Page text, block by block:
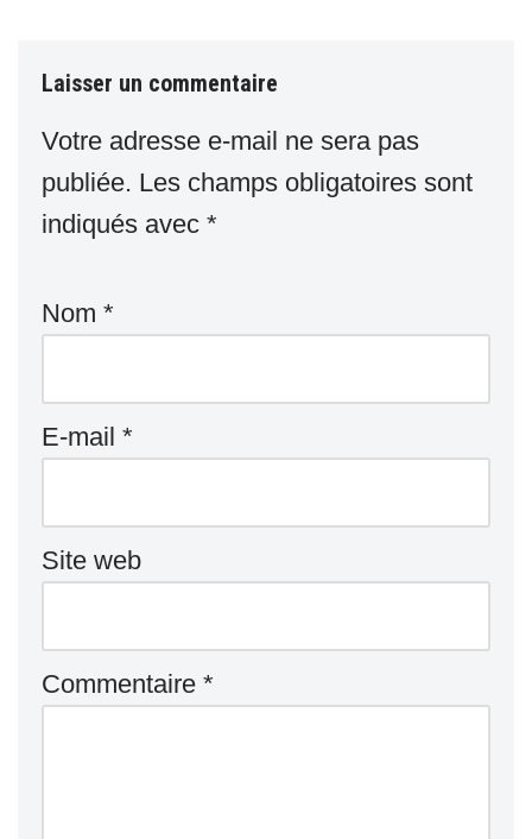
Laisser un commentaire
Votre adresse e-mail ne sera pas
publiée. Les champs obligatoires sont
indiqués avec *
Nom *
E-mail *
Site web
Commentaire *